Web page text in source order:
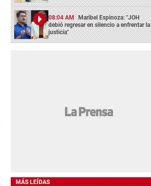
08:04 AM Maribel Espinoza: "JOH
debió regresar en silencio a enfrentar la
justicia"
MÁS LEÍDAS